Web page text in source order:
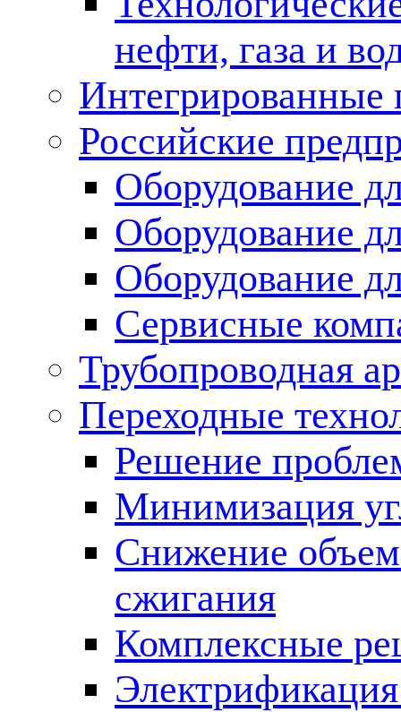
нефти, газа и
Российские
Оборудование
Оборудование
Оборудование
Сервисные
Трубопроводная
Переходные
Решение
Минимизация
Снижение
сжигания
Комплексные